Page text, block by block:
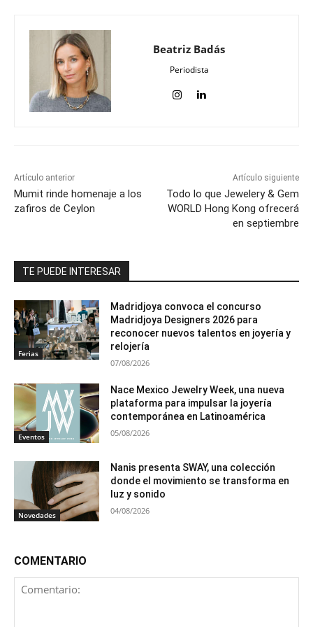
Beatriz Badás
Periodista
Artículo anterior
Mumit rinde homenaje a los
zafiros de Ceylon
Artículo siguiente
Todo lo que Jewelery & Gem
WORLD Hong Kong ofrecerá
en septiembre
TE PUEDE INTERESAR
Ferias
Madridjoya convoca el concurso
Madridjoya Designers 2026 para
reconocer nuevos talentos en joyería y
relojería
07/08/2026
Eventos
Nace Mexico Jewelry Week, una nueva
plataforma para impulsar la joyería
contemporánea en Latinoamérica
05/08/2026
Novedades
Nanis presenta SWAY, una colección
donde el movimiento se transforma en
luz y sonido
04/08/2026
COMENTARIO